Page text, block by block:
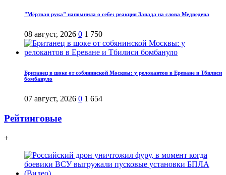
"Мёртвая рука" напомнила о себе: реакция Запада на слова Медведева
08 август, 2026 0 1 750
Британец в шоке от собянинской Москвы: у релокантов в Ереване и Тбилиси
бомбануло
07 август, 2026 0 1 654
Рейтинговые
+